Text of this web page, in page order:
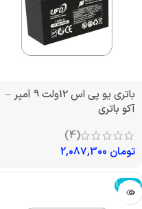
باتری یو پی اس 12ولت 9 آمپر –
آکو باتری
(4)
تومان
تمام شد!